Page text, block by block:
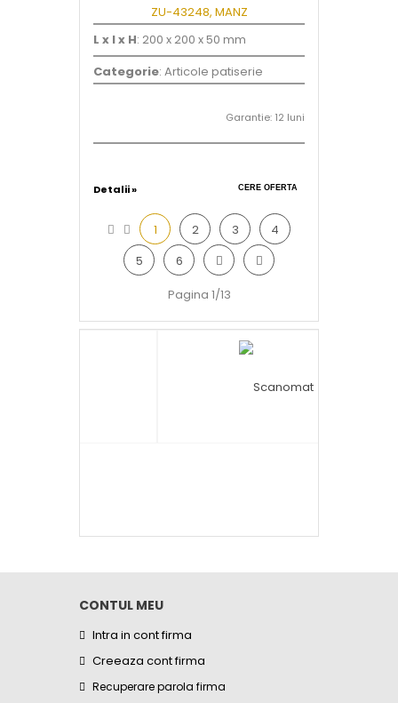
L x l x H: 200 x 200 x 50 mm
Categorie: Articole patiserie
Garantie: 12 luni
Detalii » CERE OFERTA
1 2 3
4
5
6
Pagina 1/13
CONTUL MEU
Intra in cont firma
Creeaza cont firma
Recuperare parola firma